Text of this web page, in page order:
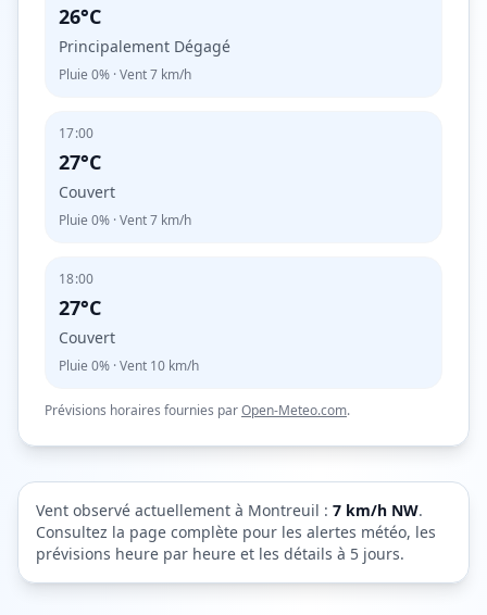
26°C
Principalement Dégagé
Pluie 0% · Vent7 km/h
17:00
27°C
Couvert
Pluie 0% · Vent7 km/h
18:00
27°C
Couvert
Pluie 0% · Vent 10 km/h
Prévisions horaires fournies parOpen-Meteo.com.
Vent observé actuellement à Montreuil : 7 km/h NW.
Consultez la page complète pour les alertes météo, les
prévisions heure par heure et les détails à 5 jours.